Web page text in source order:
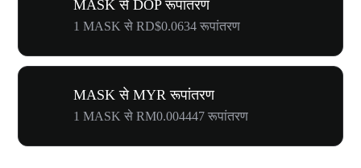
MASK से DOP रूपांतरण
1 MASK से RD$0.0634 रूपांतरण
MASK से MYR रूपांतरण
1 MASK से RM0.004447 रूपांतरण